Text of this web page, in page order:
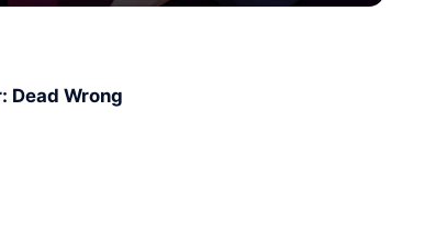
Dead Wrong